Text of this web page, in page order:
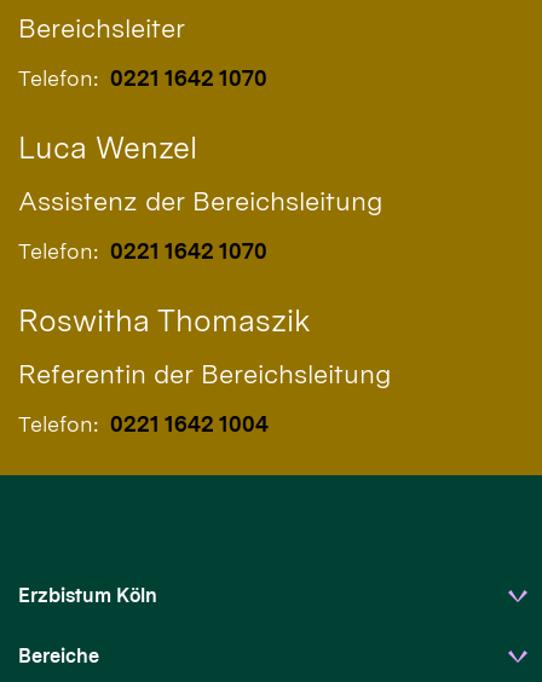
Bereichsleiter
Telefon: 0221 1642 1070
Luca Wenzel
Assistenz der Bereichsleitung
Telefon: 0221 1642 1070
Roswitha Thomaszik
Referentin der Bereichsleitung
Telefon: 0221 1642 1004
Erzbistum Köln
Bereiche